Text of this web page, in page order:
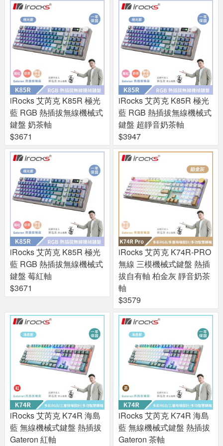
iRocks 艾芮克 K85R 極光
藍 RGB 熱插拔無線機械式
鍵盤 奶茶軸
$3671
iRocks 艾芮克 K85R 極光
藍 RGB 熱插拔無線機械式
鍵盤 超靜音奶茶軸
$3947
iRocks 艾芮克 K85R 極光
藍 RGB 熱插拔無線機械式
鍵盤 莓紅軸
$3671
iRocks 艾芮克 K74R-PRO
無線 三模機械式鍵盤 熱插
拔自有軸 柏金灰 靜音奶茶
軸
$3579
iRocks 艾芮克 K74R 海島
藍 無線機械式鍵盤 熱插拔
Gateron 紅軸
iRocks 艾芮克 K74R 海島
藍 無線機械式鍵盤 熱插拔
Gateron 茶軸